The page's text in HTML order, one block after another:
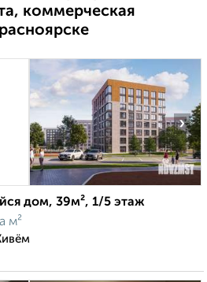
коммерческая
›
дом, 39м², 1/5 этаж
м²